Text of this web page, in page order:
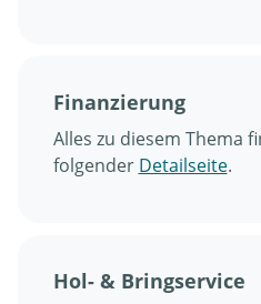
Finanzierung
Alles zu diesem Thema
folgender Detailseite.
Hol- & Bringservice